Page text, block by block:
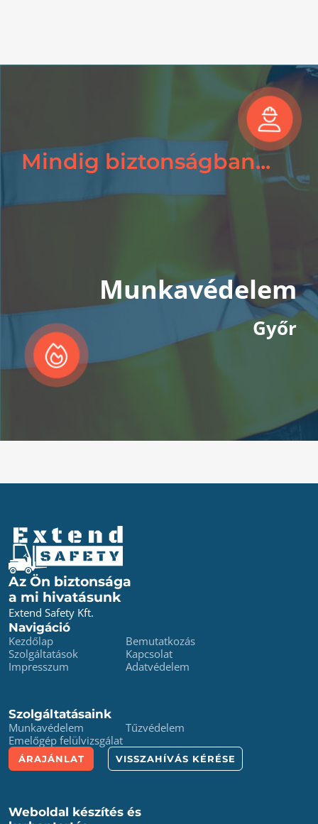
Mindig biztonságban...
Munkavédelem
Győr
Az Ön biztonsága
a mi hivatásunk
Extend Safety Kft.
Navigáció
Kezdőlap
Bemutatkozás
Szolgáltatások
Kapcsolat
Impresszum
Adatvédelem
Szolgáltatásaink
Munkavédelem
Tűzvédelem
Emelőgép felülvizsgálat
ÁRAJÁNLAT VISSZAHÍVÁS KÉRÉSE
Weboldal készítés és